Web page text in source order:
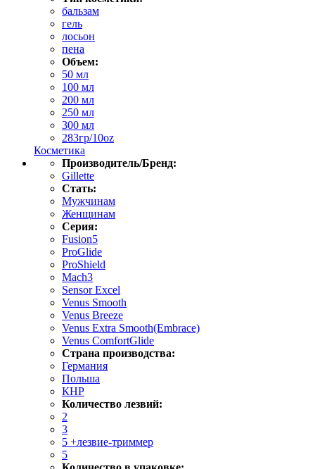
бальзам
гель
лосьон
пена
Объем:
50 мл
100 мл
200 мл
250 мл
300 мл
283гр/10oz
Косметика
Производитель/Бренд:
Gillette
Стать:
Мужчинам
Женщинам
Серия:
Fusion5
ProGlide
ProShield
Mach3
Sensor Excel
Venus Smooth
Venus Breeze
Venus Extra Smooth(Embrace)
Venus ComfortGlide
Страна производства:
Германия
Польша
КНР
Количество лезвий:
2
3
5 +лезвие-триммер
5